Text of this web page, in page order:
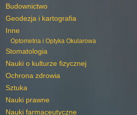
Budownictwo
Geodezja i kartografia
Inne
Optometria i Optyka Okularowa
Stomatologia
Nauki o kulturze fizycznej
Ochrona zdrowia
Sztuka
Nauki prawne
Nauki farmaceutyczne